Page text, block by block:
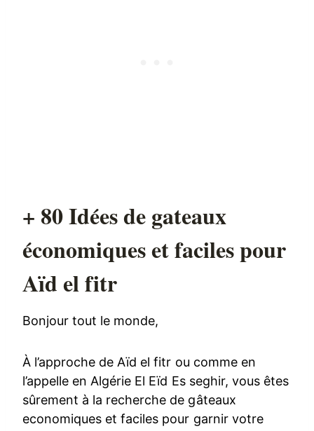
+ 80 Idées de gateaux
économiques et faciles pour
Aïd el fitr
Bonjour tout le monde,
À l’approche de Aïd el fitr ou comme en
l’appelle en Algérie El Eïd Es seghir, vous êtes
sûrement à la recherche de gâteaux
economiques et faciles pour garnir votre